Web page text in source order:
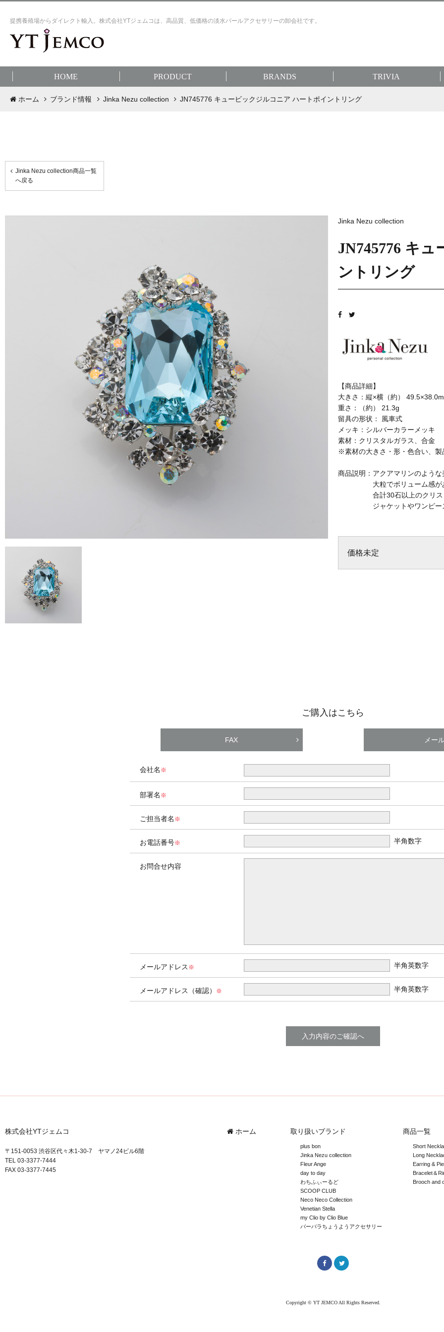
提携養殖場からダイレクト輸入。株式会社YTジェムコは、高品質、低価格の淡水パールアクセサリーの卸会社です。
HOME PRODUCT BRANDS TRIVIA
ホーム ブランド情報 Jinka Nezu collection JN745776 キュービックジルコニア ハートポイントリング
Jinka Nezu collection商品一覧
へ戻る
Jinka Nezu collection
JN745776 キ
ントリング
【商品詳細】
大きさ：縦×横（約）
重さ：（約） 21.3g
留具の形状： 風車式
メッキ：シルバーカラーメッキ
素材：クリスタルガラス、合金
※素材の大きさ・形・色合い、
商品説明：アクアマリンのよう
大粒でボリューム感があり
合計30石以上のクリスタル
ジャケットやワンピースに
価格未定
ご購入はこちら
FAX メー
会社名
部署名
ご担当者名
お電話番号 半角数字
お問合せ内容
メールアドレス 半角英数字
メールアドレス（確認） 半角英数字
株式会社YTジェムコ
〒151-0053 渋谷区代々木1-30-7 ヤマノ24ビル6階
TEL 03-3377-7444
FAX 03-3377-7445
ホーム 取り扱いブランド
plus bon
Jinka Nezu collection
Fleur Ange
day to day
わちふぃーるど
SCOOP CLUB
Neco Neco Collection
Venetian Stella
my Clio by Clio Blue
バーバラちょうようアクセサリー
商品一覧
Short
Long
Earring &
Bracelet＆
Brooch and
Copyright © YT JEMCO All Rights Reserved.